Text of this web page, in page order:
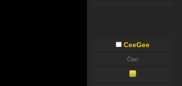
CeeGee
Član